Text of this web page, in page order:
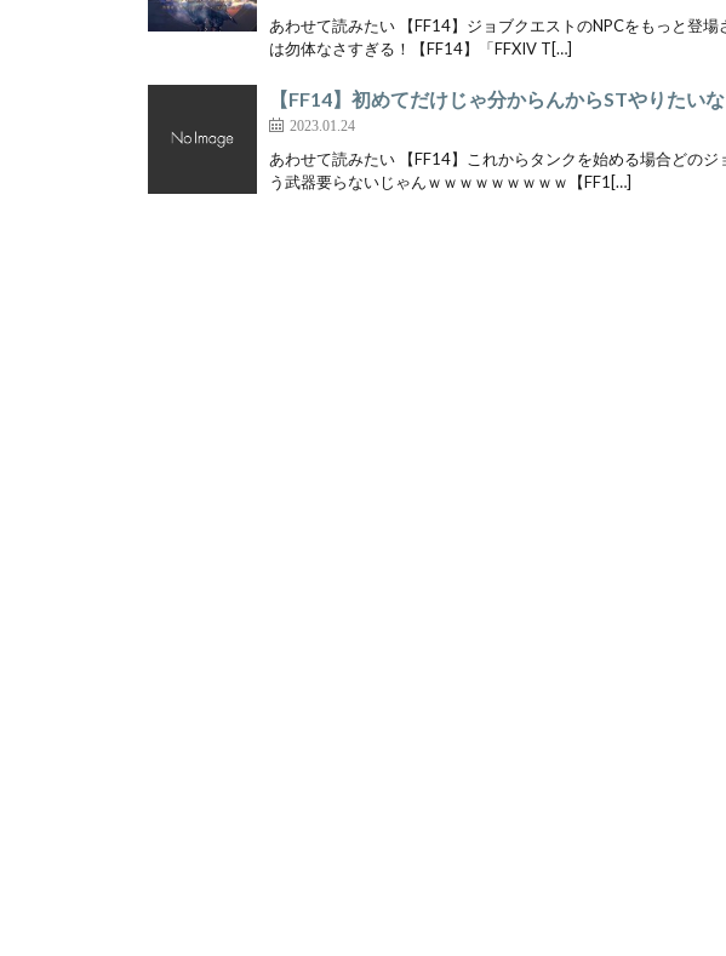
あわせて読みたい 【FF14】ジョブクエストのNPCをもっと登
は勿体なさすぎる！【FF14】「FFXIV T[…]
【FF14】初めてだけじゃ分からんからSTやりた
2023.01.24
あわせて読みたい 【FF14】これからタンクを始める場合どの
う武器要らないじゃんｗｗｗｗｗｗｗｗｗ【FF1[…]